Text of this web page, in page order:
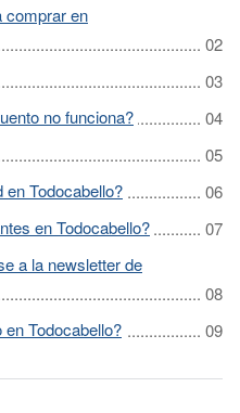
comprar en
no funciona?
Todocabello?
en Todocabello?
a la newsletter de
Todocabello?